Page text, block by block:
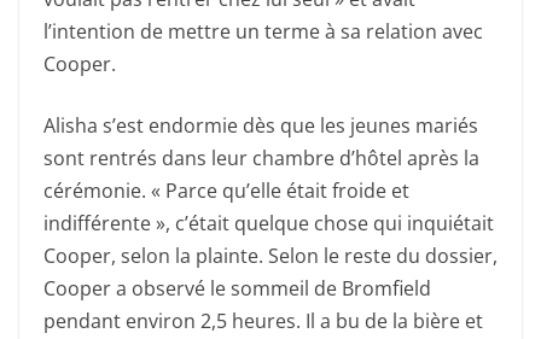
l’intention de mettre un terme à sa relation avec
Cooper.
Alisha s’est endormie dès que les jeunes mariés
sont rentrés dans leur chambre d’hôtel après la
cérémonie. « Parce qu’elle était froide et
indifférente », c’était quelque chose qui inquiétait
Cooper, selon la plainte. Selon le reste du dossier,
Cooper a observé le sommeil de Bromfield
pendant environ 2,5 heures. Il a bu de la bière et